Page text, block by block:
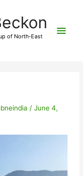
of North-East
/June 4,